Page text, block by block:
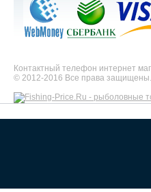
Контактный телефон интернет
© 2012-2016 Все права защищены.